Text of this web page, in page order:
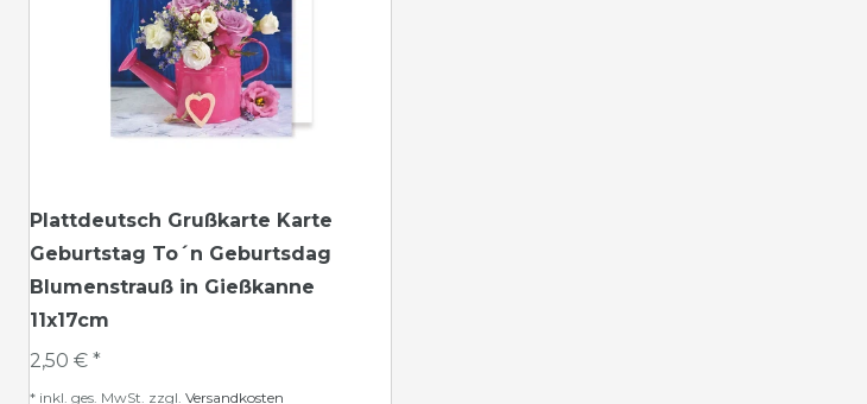
Plattdeutsch Grußkarte Karte
Geburtstag To´n Geburtsdag
Blumenstrauß in Gießkanne
11x17cm
2,50 € *
* inkl. ges. MwSt. zzgl. Versandkosten